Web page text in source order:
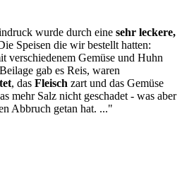
wurde durch eine sehr leckere,
Speisen die wir bestellt hatten:
verschiedenem Gemüse und Huhn
gab es Reis, waren
, das Fleisch zart und das Gemüse
mehr Salz nicht geschadet - was aber
Abbruch getan hat. ..."